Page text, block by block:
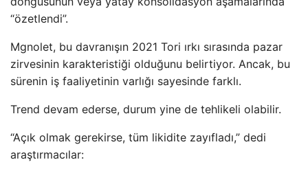
“özetlendi”.
Mgnolet, bu davranışın 2021 Tori ırkı sırasında pazar
zirvesinin karakteristiği olduğunu belirtiyor. Ancak, bu
sürenin iş faaliyetinin varlığı sayesinde farklı.
Trend devam ederse, durum yine de tehlikeli olabilir.
“Açık olmak gerekirse, tüm likidite zayıfladı,” dedi
araştırmacılar: